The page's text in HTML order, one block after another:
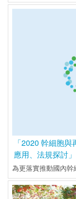
「2020 幹細胞
應用、法規探討
為更落實推動國內